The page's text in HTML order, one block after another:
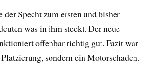
der Specht zum ersten und bisher
was in ihm steckt. Der neue
offenbar richtig gut. Fazit war
sondern ein Motorschaden.